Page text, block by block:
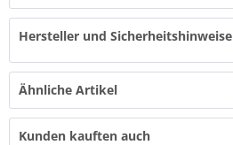
Hersteller und Sicherheitshinweise
Ähnliche Artikel
Kunden kauften auch